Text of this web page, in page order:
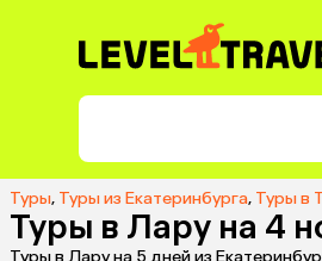
Туры, Туры из Екатеринбурга, Туры в
Туры в Лару на 4
Туры в Лару на 5 дней из